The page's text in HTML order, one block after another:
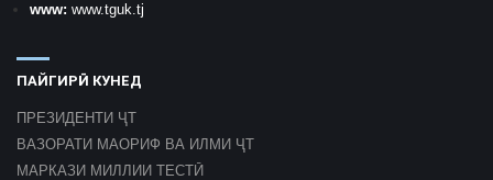
www: www.tguk.tj
ПАЙГИРӢ КУНЕД
ПРЕЗИДЕНТИ ҶТ
ВАЗОРАТИ МАОРИФ ВА ИЛМИ ҶТ
МАРКАЗИ МИЛЛИИ ТЕСТӢ